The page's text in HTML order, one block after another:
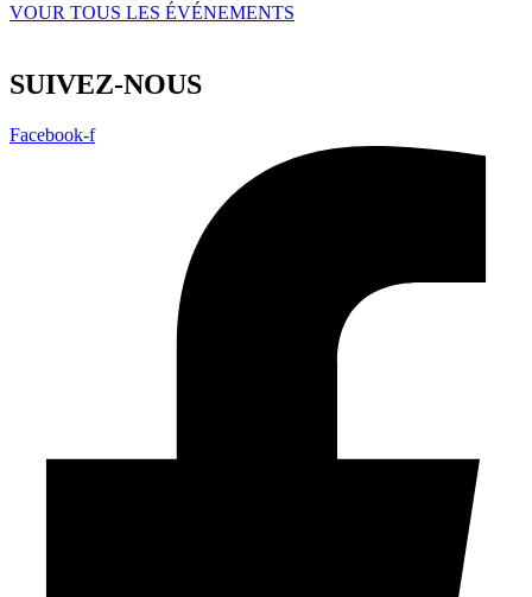
VOUR TOUS LES ÉVÉNEMENTS
SUIVEZ-NOUS
Facebook-f